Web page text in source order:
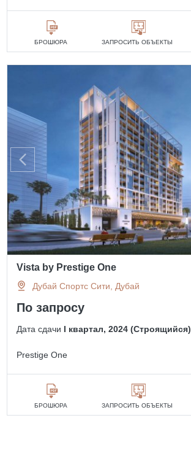
БРОШЮРА ЗАПРОСИТЬ ОБЪЕКТЫ
Vista by Prestige One
Дубай Спортс Сити, Дубай
По запросу
Дата сдачи I квартал, 2024 (Строящийся)
Prestige One
БРОШЮРА ЗАПРОСИТЬ ОБЪЕКТЫ